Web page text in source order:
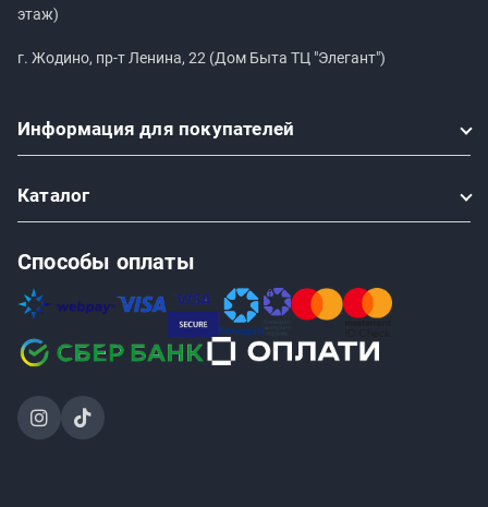
этаж)
г. Жодино, пр-т Ленина, 22 (Дом Быта ТЦ "Элегант")
Информация для покупателей
Каталог
Способы оплаты